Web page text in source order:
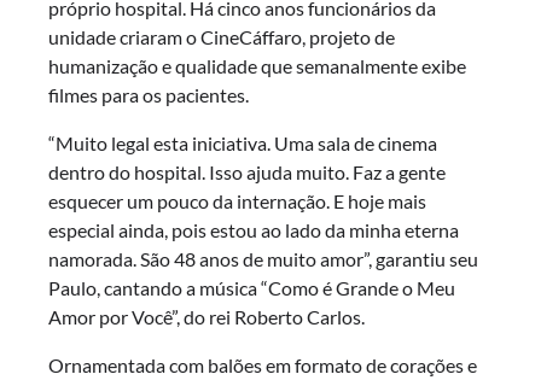
próprio hospital. Há cinco anos funcionários da
unidade criaram o CineCáffaro, projeto de
humanização e qualidade que semanalmente exibe
filmes para os pacientes.
“Muito legal esta iniciativa. Uma sala de cinema
dentro do hospital. Isso ajuda muito. Faz a gente
esquecer um pouco da internação. E hoje mais
especial ainda, pois estou ao lado da minha eterna
namorada. São 48 anos de muito amor”, garantiu seu
Paulo, cantando a música “Como é Grande o Meu
Amor por Você”, do rei Roberto Carlos.
Ornamentada com balões em formato de corações e